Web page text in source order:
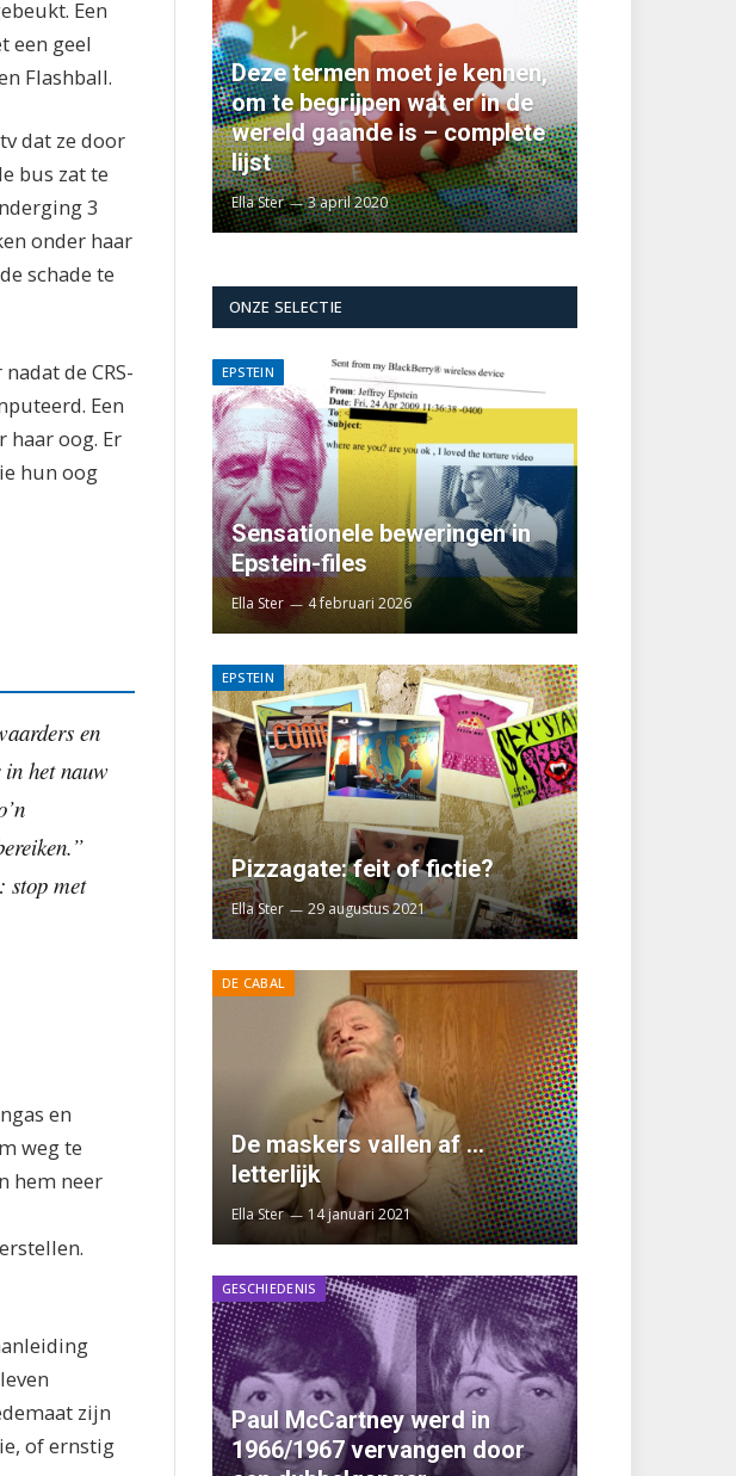
Een
een geel
Flashball.
dat ze door
bus zat te
3
onder haar
schade te
de CRS-
Een
haar oog. Er
hun oog
en
in het nauw
stop met
en
weg te
hem neer
zijn
of ernstig
Deze termen moet je kennen,
om te begrijpen wat er in de
wereld gaande is – complete
lijst
Ella Ster 3 april 2020
ONZE SELECTIE
EPSTEIN
Sensationele beweringen in
Epstein-files
Ella Ster 4 februari 2026
EPSTEIN
Pizzagate: feit of fictie?
Ella Ster 29 augustus 2021
DE CABAL
De maskers vallen af …
letterlijk
Ella Ster 14 januari 2021
GESCHIEDENIS
Paul McCartney werd in
1966/1967 vervangen door